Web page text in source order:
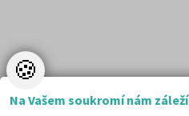
🍪
Na Vašem soukromí nám záleží